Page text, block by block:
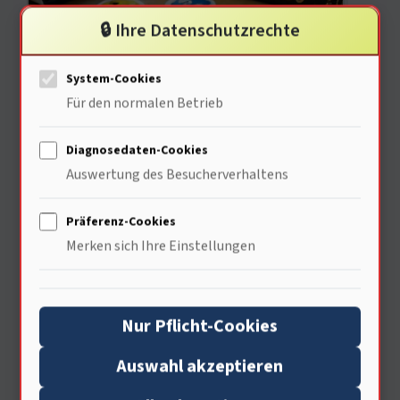
68% der Nutzer fühlen sich durch
ermöglichen es, Emotionen
Kommunikation aktiviert das
Unterbewusstsein. Menschen fühlen
sich weniger allein. Die sozialen
🔒 Ihre Datenschutzrechte
System-Cookies
Für den normalen Betrieb
Diagnosedaten-Cookies
Auswertung des Besucherverhaltens
Präferenz-Cookies
Merken sich Ihre Einstellungen
Nur Pflicht-Cookies
Auswahl akzeptieren